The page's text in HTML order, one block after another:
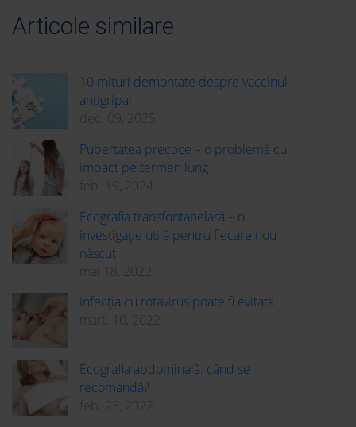
Articole similare
10 mituri demontate despre vaccinul
antigripal
dec. 09, 2025
Pubertatea precoce – o problemă cu
impact pe termen lung
feb. 19, 2024
Ecografia transfontanelară – o
investigație utilă pentru fiecare nou
născut
mai 18, 2022
Infecția cu rotavirus poate fi evitată
mart. 10, 2022
Ecografia abdominală: când se
recomandă?
feb. 23, 2022